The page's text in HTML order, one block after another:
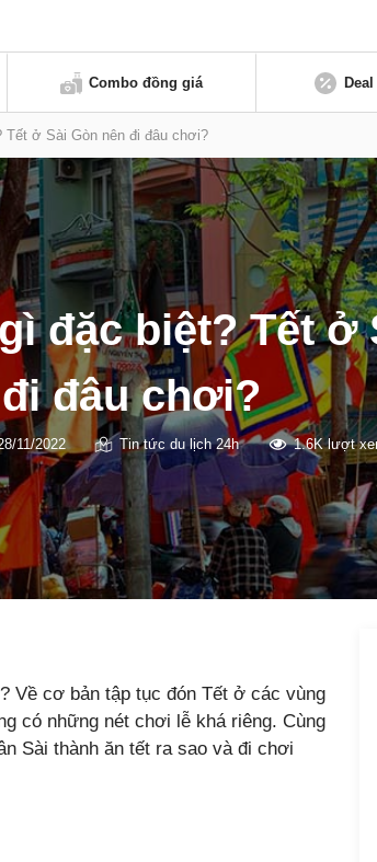
Combo đồng giá
ở Sài Gòn nên đi đâu chơi?
đặc biệt? Tết ở
đi đâu chơi?
11/2022 Tin tức du lịch 24h 1.6K lượt
Về cơ bản tập tục đón Tết ở các vùng
có những nét chơi lễ khá riêng. Cùng
Sài thành ăn tết ra sao và đi chơi